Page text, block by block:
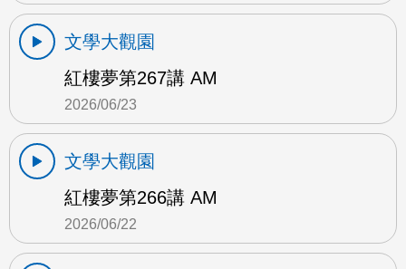
文學大觀園
紅樓夢第267講 AM
2026/06/23
文學大觀園
紅樓夢第266講 AM
2026/06/22